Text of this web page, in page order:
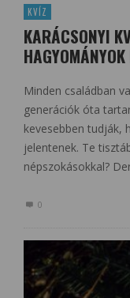
KVÍZ
KARÁCSONYI
Minden családban
generációk óta
kevesebben tudják,
jelentenek. Te
népszokásokkal?
0